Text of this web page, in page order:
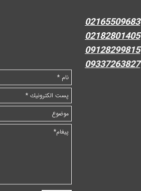
02165509683
02182801405
09128299815
09337263827